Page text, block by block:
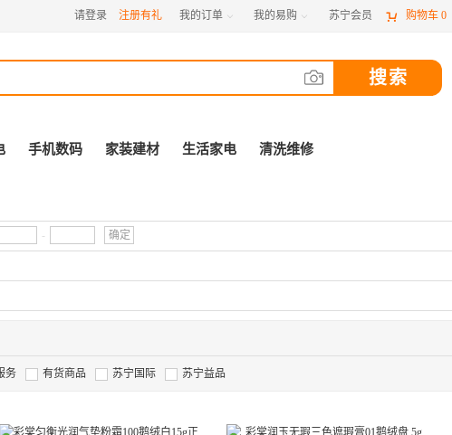
请登录 注册有礼 我的订单  我的易购  苏宁会员  购物车 0
手机数码 家装建材 生活家电 清洗维修
- 确定
务 有货商品 苏宁国际 苏宁益品